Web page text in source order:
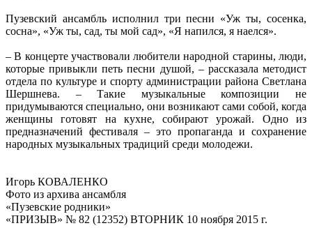
Пузевский ансамбль исполнил три песни «Уж ты, сосенка,
сосна», «Уж ты, сад, ты мой сад», «Я напился, я наелся».
– В концерте участвовали любители народной старины, люди,
которые привыкли петь песни душой, – рассказала методист
отдела по культуре и спорту администрации района Светлана
Шершнева. – Такие музыкальные композиции не
придумываются специально, они возникают сами собой, когда
женщины готовят на кухне, собирают урожай. Одно из
предназначений фестиваля – это пропаганда и сохранение
народных музыкальных традиций среди молодежи.
Игорь КОВАЛЕНКО
Фото из архива ансамбля
«Пузевские родники»
«ПРИЗЫВ» № 82 (12352) ВТОРНИК 10 ноября 2015 г.